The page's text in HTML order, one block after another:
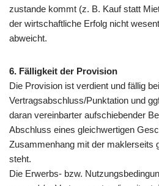
zustande kommt (z. B. Kauf statt
der wirtschaftliche Erfolg nicht
abweicht.
6. Fälligkeit der Provision
Die Provision ist verdient und fällig bei
Vertragsabschluss/Punktation und
daran vereinbarter aufschiebender
Abschluss eines gleichwertigen
Zusammenhang mit der maklerseits
steht.
Die Erwerbs- bzw.